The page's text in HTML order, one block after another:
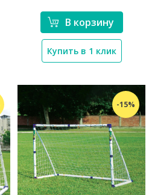
В корзину
Купить в 1 клик
-15%